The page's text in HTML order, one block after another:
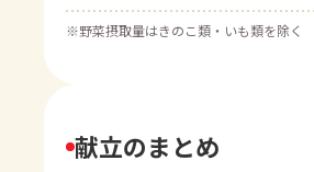
※野菜摂取量はきのこ類・いも類を除く
献立のまとめ